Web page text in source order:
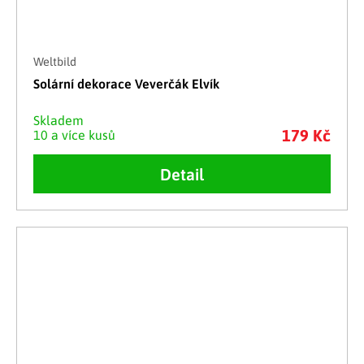
Weltbild
Solární dekorace Veverčák Elvík
Skladem
10 a více kusů
179 Kč
Detail